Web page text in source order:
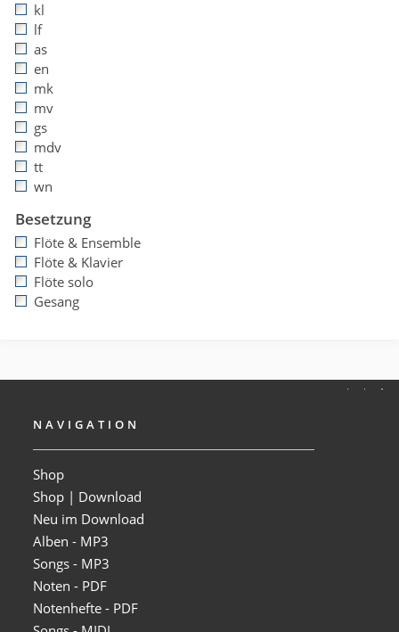
kl
lf
as
en
mk
mv
gs
mdv
tt
wn
Besetzung
Flöte & Ensemble
Flöte & Klavier
Flöte solo
Gesang
NAVIGATION
Shop
Shop | Download
Neu im Download
Alben - MP3
Songs - MP3
Noten - PDF
Notenhefte - PDF